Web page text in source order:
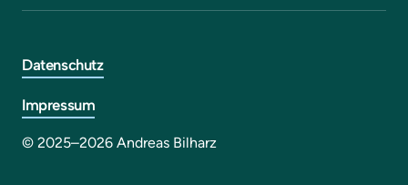
Datenschutz
Impressum
© 2025–2026 Andreas Bilharz